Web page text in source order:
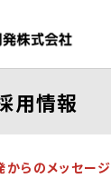
用情報
からのメッセージ